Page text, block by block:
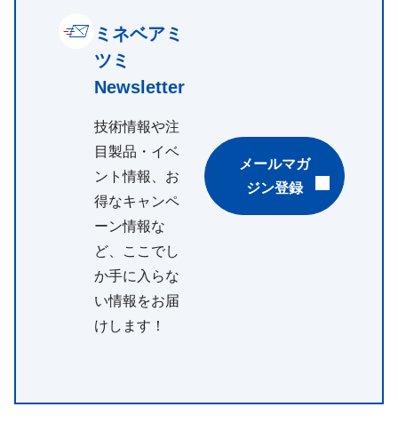
ミネベアミ
ツミ
Newsletter
技術情報や注
目製品・イベ
ント情報、お
得なキャンペ
ーン情報な
ど、ここでし
か手に入らな
い情報をお届
けします！
メールマガ
ジン登録